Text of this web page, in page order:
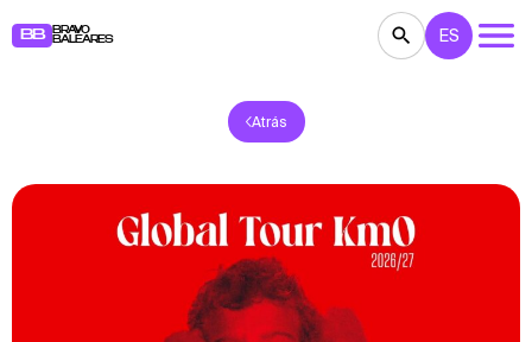
BB
BRAVO
BALEARES
TEATRO
RESTAURANTES MERCADILLOS FIESTAS
PARA NIÑOS BB NOTE
ES
Atrás